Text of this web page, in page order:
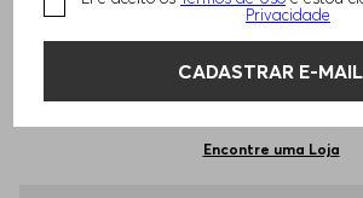
Privacidade
CADASTRAR E-MAIL
Qual o seu Tamanho?
Encontre uma Loja